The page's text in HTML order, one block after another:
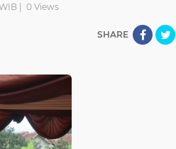
| 0 Views
SHARE